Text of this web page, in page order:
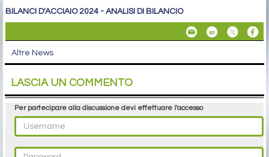
BILANCI D'ACCIAIO 2024 - ANALISI DI BILANCIO
Altre News
LASCIA UN COMMENTO
Per partecipare alla discussione devi effettuare l'accesso